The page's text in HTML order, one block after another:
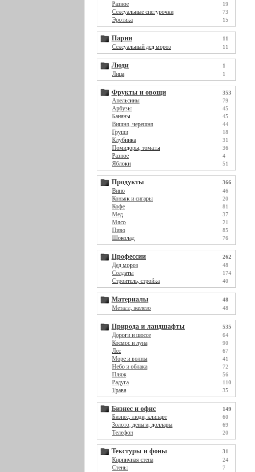
Разное 19
Сексуальные снегурочки 73
Эротика 15
Парни 11
Сексуальный дед мороз 11
Люди 1
Лица 1
Фрукты и овощи 353
Апельсины 79
Арбузы 45
Бананы 45
Вишня, черешня 44
Груши 18
Клубника 31
Помидоры, томаты 36
Разное 4
Яблоки 51
Продукты 366
Вино 46
Коньяк и сигары 20
Кофе 81
Мед 37
Мясо 21
Пиво 85
Шоколад 76
Профессии 262
Дед мороз 48
Солдаты 174
Строитель, стройка 40
Материалы 48
Металл, железо 48
Природа и ландшафты 535
Дороги и шоссе 64
Космос и луна 90
Лес 67
Море и волны 41
Небо и облака 72
Пляж 56
Радуга 110
Трава 35
Бизнес и офис 149
Бизнес, люди, клипарт 60
Золото, деньги, доллары 69
Телефон 20
Текстуры и фоны 31
Кирпичная стена 24
Стены 7